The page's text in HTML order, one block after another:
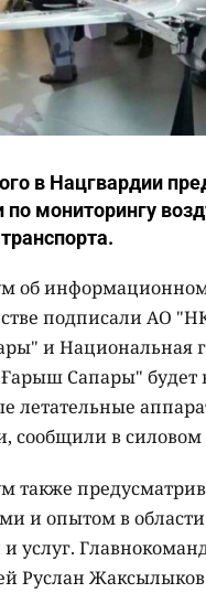
в Нацгвардии
по мониторингу
об
подписали АО
и Национальная
Сапары" будет
летательные
сообщили в силовом
также
и опытом в
и услуг.
Руслан